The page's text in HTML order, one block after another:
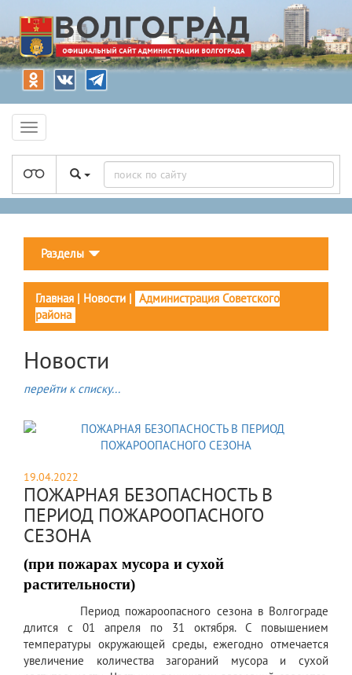
Разделы
Главная | Новости | Администрация Советского
района
Новости
перейти к списку...
19.04.2022
ПОЖАРНАЯ БЕЗОПАСНОСТЬ В
ПЕРИОД ПОЖАРООПАСНОГО
СЕЗОНА
(при пожарах мусора и сухой
растительности)
Период пожароопасного сезона в Волгограде
длится с 01 апреля по 31 октября. С повышением
температуры окружающей среды, ежегодно отмечается
увеличение количества загораний мусора и сухой